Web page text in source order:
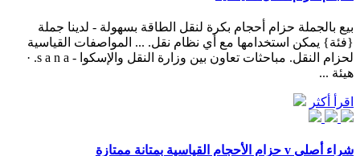
بيع بالجملة حزام أحجام بكرة لنقل الطاقة بسهولة - لدينا جملة
{فئة} يمكن استخدامها مع أي نظام نقل. ... المواصفات القياسية
لحزام النقل. مباحثات تعاون بين وزارة النقل والإسكوا - s a n a. ·
هيئة ...
اقرأ أكثر
شراء أصلي v حزام الأحجام القياسية بمتانة ممتازة